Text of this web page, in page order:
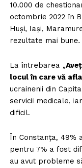
10.000 de
octombrie 2022 în
Huși, Iași,
rezultate mai bune.
La întrebarea „
locul în care vă
ucrainenii din
servicii medicale,
dificil.
În Constanța, 49%
pentru 7% a fost
au avut probleme